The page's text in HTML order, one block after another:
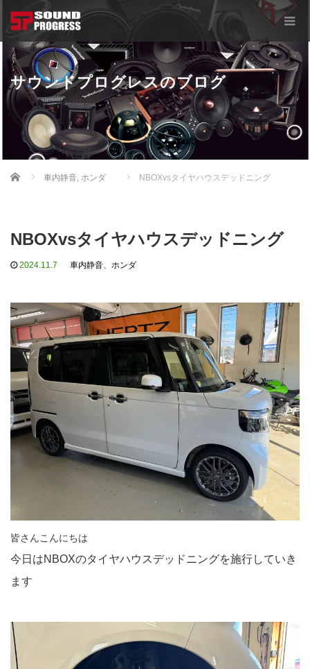
サウンドプログレスのブログ
Home 車内静音, ホンダ NBOXvsタイヤハウスデッドニング
NBOXvsタイヤハウスデッドニング
2024.11.7 車内静音、 ホンダ
皆さんこんにちは
今日はNBOXのタイヤハウスデッドニングを施行していき
ます